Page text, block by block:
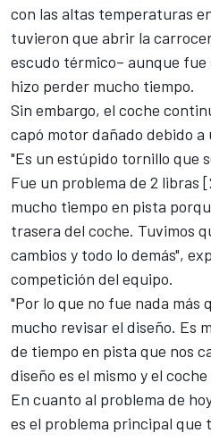
con las altas temperaturas
tuvieron que abrir la
escudo térmico– aunque fue
hizo perder mucho tiempo.
Sin embargo, el coche
capó motor dañado debido
"Es un estúpido tornillo que
Fue un problema de 2 libras
mucho tiempo en pista
trasera del coche. Tuvimos
cambios y todo lo demás",
competición del equipo.
"Por lo que no fue nada más
mucho revisar el diseño. Es
de tiempo en pista que nos
diseño es el mismo y el
En cuanto al problema de hoy
es el problema principal que